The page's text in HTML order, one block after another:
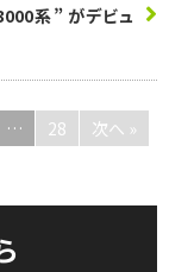
系” がデビュ
… 28 次へ »